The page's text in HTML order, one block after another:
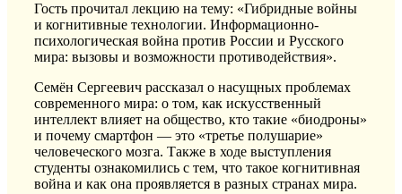
Гость прочитал лекцию на тему: «Гибридные войны
и когнитивные технологии. Информационно-
психологическая война против России и Русского
мира: вызовы и возможности противодействия».
Семён Сергеевич рассказал о насущных проблемах
современного мира: о том, как искусственный
интеллект влияет на общество, кто такие «биодроны»
и почему смартфон — это «третье полушарие»
человеческого мозга. Также в ходе выступления
студенты ознакомились с тем, что такое когнитивная
война и как она проявляется в разных странах мира.